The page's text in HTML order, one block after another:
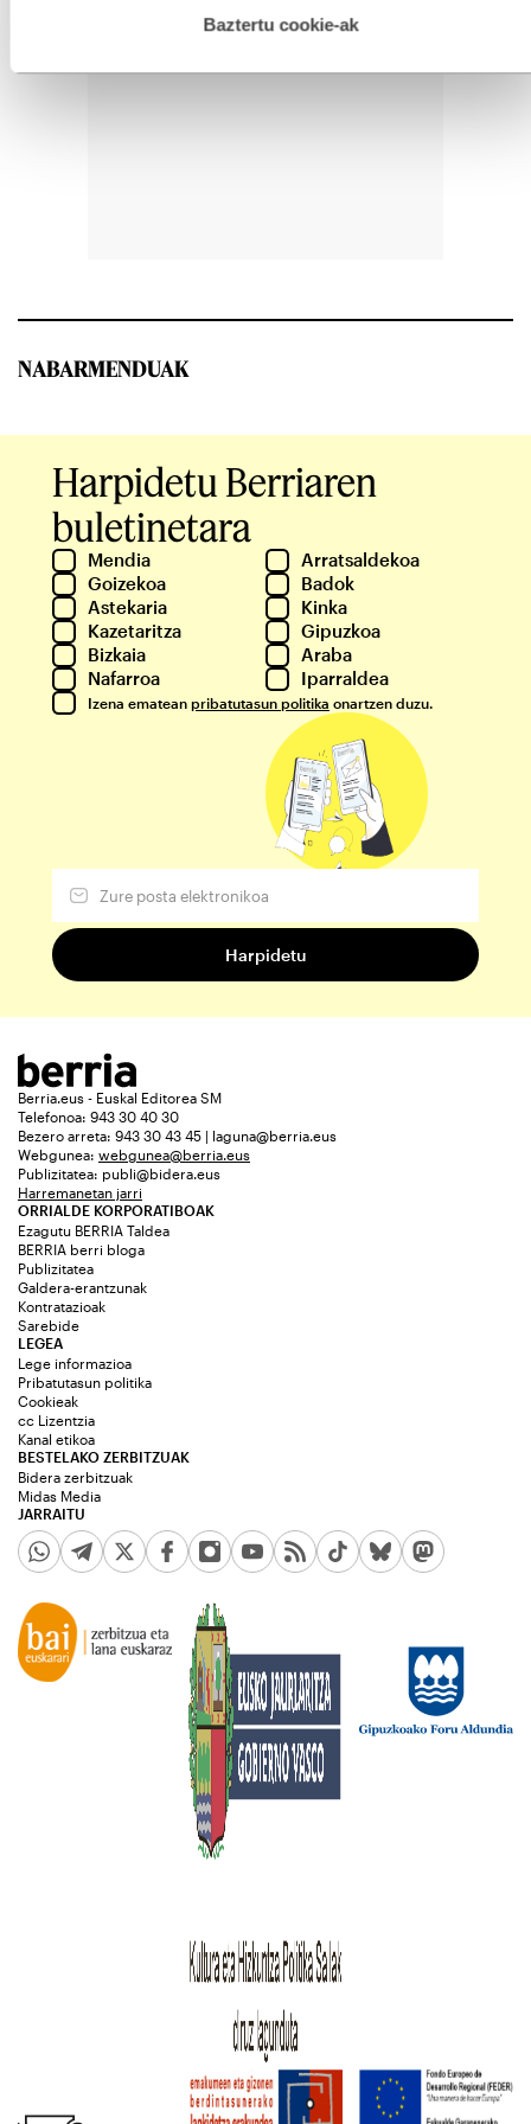
esplizitua ematen diguzu.Gehiago irakurri
Baztertu cookie-ak
NABARMENDUAK
Harpidetu Berriaren
buletinetara
Mendia
Arratsaldekoa
Goizekoa
Badok
Astekaria
Kinka
Kazetaritza
Gipuzkoa
Bizkaia
Araba
Nafarroa
Iparraldea
Izena ematean pribatutasun politika onartzen duzu.
Berria.eus - Euskal Editorea SM
Telefonoa: 943 30 40 30
Bezero arreta: 943 30 43 45 | laguna@berria.eus
Webgunea: webgunea@berria.eus
Publizitatea: publi@bidera.eus
Harremanetan jarri
ORRIALDE KORPORATIBOAK
Ezagutu BERRIA Taldea
BERRIA berri bloga
Publizitatea
Galdera-erantzunak
Kontratazioak
Sarebide
JARRAITU
LEGEA
Lege informazioa
Pribatutasun politika
Cookieak
cc Lizentzia
Kanal etikoa
BESTELAKO ZERBITZUAK
Bidera zerbitzuak
Midas Media